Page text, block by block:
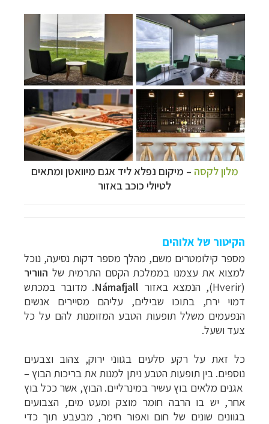
מלון לקסה – מיקום נפלא ליד אגם מיוואטן ומתאים
לטיולי כוכב באזור
הקיטור של אלוהים
מספר קילומטרים משם, מהלך מספר דקות נסיעה, נוכל
למצוא את עצמנו בממלכת הקסם התרמית של הווריר
(
Hverir), הנמצא באזור Námafjall. מדובר במכתש
דמוי ירח, בתוכו שבילים, עליהם מסיירים אנשים
הנפעמים משלל תופעות הטבע המזומנות להם על כל
צעד ושעל.
כל זאת על רקע סלעים בגווני ירוק, צהוב וצבעים
נוספים. בין תופעות הטבע ניתן למנות את בריכות הבוץ –
אגנים מלאים בוץ עשיר במינרליים. הבוץ, אשר ככל בוץ
אחר, יש בו הרבה חומר מוצק ומעט מים, הצבועים
בגוונים שונים של חום ואפור חימר, מבעבע תוך כדי
מסלולים מוכנים ב-11 יעדים
מערכת ניווט חכמה וליווי לאורך כל הדרך
להסבר על השירות »